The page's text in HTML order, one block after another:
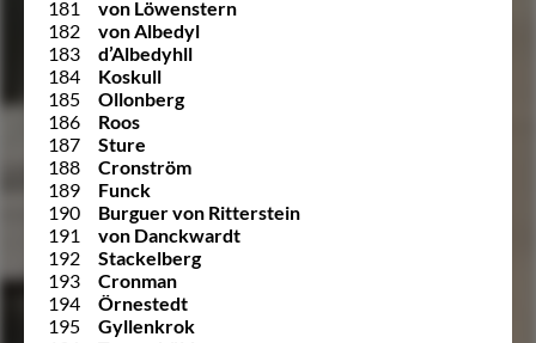
181
von Löwenstern
182
von Albedyl
183
d’Albedyhll
184
Koskull
185
Ollonberg
186
Roos
187
Sture
188
Cronström
189
Funck
190
Burguer von Ritterstein
191
von Danckwardt
192
Stackelberg
193
Cronman
194
Örnestedt
195
Gyllenkrok